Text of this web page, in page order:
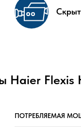
Haier Flexis
ПОТРЕБЛЯЕМАЯ